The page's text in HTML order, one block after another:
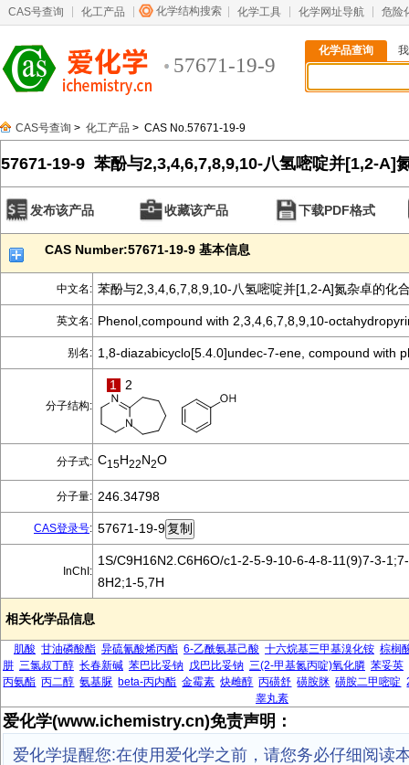
CAS号查询 化工产品 化学结构搜索 化学工具 化学网址导航 危险
57671-19-9
化学品查询
CAS号查询 > 化工产品 > CAS No.57671-19-9
57671-19-9 苯酚与2,3,4,6,7,8,9,10-八氢嘧啶并[1,2-A]
发布该产品 收藏该产品 下载PDF格式
CAS Number:57671-19-9 基本信息
中文名: 苯酚与2,3,4,6,7,8,9,10-八氢嘧啶并[1,2-A]氮杂卓的化
英文名: Phenol,compound with 2,3,4,6,7,8,9,10-
别名: 1,8-diazabicyclo[5.4.0]undec-7-ene, compound with
分子结构:
1 2
分子式: C15H22N2O
分子量: 246.34798
CAS登录号: 57671-19-9
InChI:
1S/C9H16N2.C6H6O/c1-2-5-9-10-6-4-8-11(9)7-3-
8H2;1-5,7H
相关化学品信息
肌酸 甘油磷酸酯 异硫氰酸烯丙酯 6-乙酰氨基己酸 十六烷基三甲基溴化铵 棕榈
肼 三氯叔丁醇 长春新碱 苯巴比妥钠 戊巴比妥钠 三(2-甲基氮丙啶)氧化膦 苯妥英
丙氨酯 丙二醇 氨基脲 beta-丙内酯 金霉素 炔雌醇 丙磺舒 磺胺脒 磺胺二甲嘧啶
睾丸素
爱化学(www.ichemistry.cn)免责声明：
爱化学提醒您:在使用爱化学之前，请您务必仔细阅读